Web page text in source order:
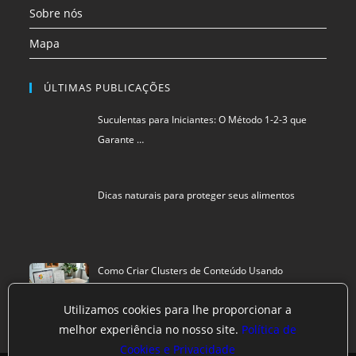
Sobre nós
Mapa
ÚLTIMAS PUBLICAÇÕES
Suculentas para Iniciantes: O Método 1-2-3 que
Garante …
Dicas naturais para proteger seus alimentos
Como Criar Clusters de Conteúdo Usando
Utilizamos cookies para lhe proporcionar a
melhor experiência no nosso site. Política de
Cookies e Privacidade